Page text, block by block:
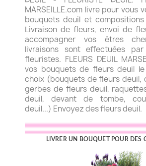
MARSEILLE.com livre pour vous
bouquets deuil et
Livraison de fleurs, envoi de
accompagner vos êtres
livraisons sont effectuées
fleuristes. FLEURS DEUIL
vos bouquets de fleurs deuil
choix (bouquets de fleurs deuil,
gerbes de fleurs deuil,
deuil, devant de tombe,
deuil...) Envoyez des fleurs deuil.
LIVRER UN BOUQUET POUR DES